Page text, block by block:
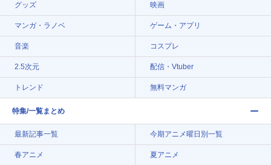
グッズ 映画
マンガ・ラノベ ゲーム・アプリ
音楽 コスプレ
2.5次元 配信・Vtuber
トレンド 無料マンガ
特集/一覧まとめ
最新記事一覧 今期アニメ曜日別一覧
春アニメ 夏アニメ